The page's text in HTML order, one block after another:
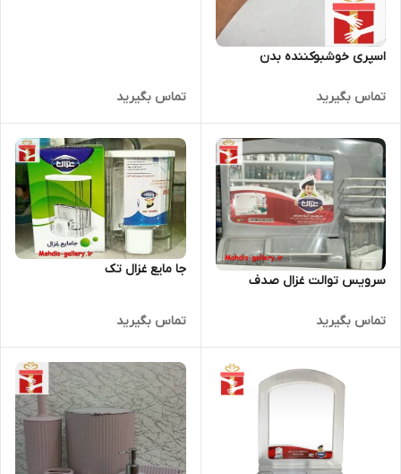
اسپری خوشبوکننده بدن
تماس بگیرید تماس بگیرید
سرویس توالت غزال صدف
تماس بگیرید
جا مایع غزال تک
تماس بگیرید